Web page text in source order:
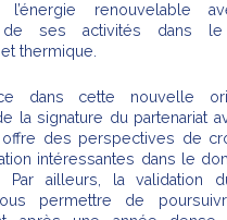
l’énergie renouvelable
de ses activités dans le
thermique.
dans cette nouvelle
la signature du partenariat
offre des perspectives de
intéressantes dans le
Par ailleurs, la validation
permettre de